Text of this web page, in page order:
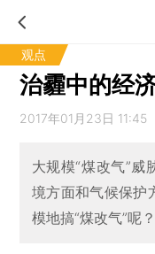
观点
治霾中的经
2017年01月23日 11:45
大规模“煤改气”威
境方面和气候保护
模地搞“煤改气”呢？